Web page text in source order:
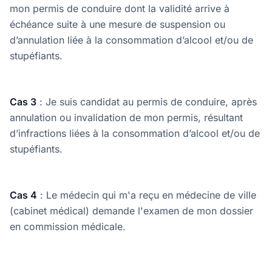
mon permis de conduire dont la validité arrive à
échéance suite à une mesure de suspension ou
d’annulation liée à la consommation d’alcool et/ou de
stupéfiants.
Cas 3 : Je suis candidat au permis de conduire, après
annulation ou invalidation de mon permis, résultant
d’infractions liées à la consommation d’alcool et/ou de
stupéfiants.
Cas 4 : Le médecin qui m'a reçu en médecine de ville
(cabinet médical) demande l'examen de mon dossier
en commission médicale.